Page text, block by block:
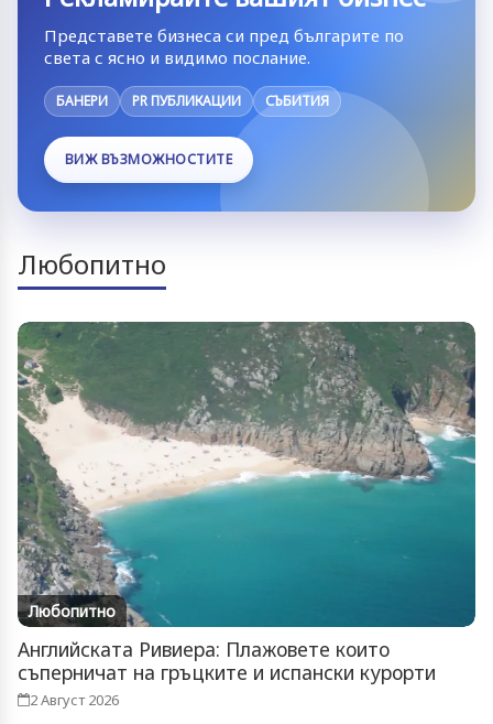
Представете бизнеса си пред българите по
света с ясно и видимо послание.
БАНЕРИ PR ПУБЛИКАЦИИ СЪБИТИЯ
ВИЖ ВЪЗМОЖНОСТИТЕ
Любопитно
Любопитно
Английската Ривиера: Плажовете които
съперничат на гръцките и испански курорти
2 Август 2026